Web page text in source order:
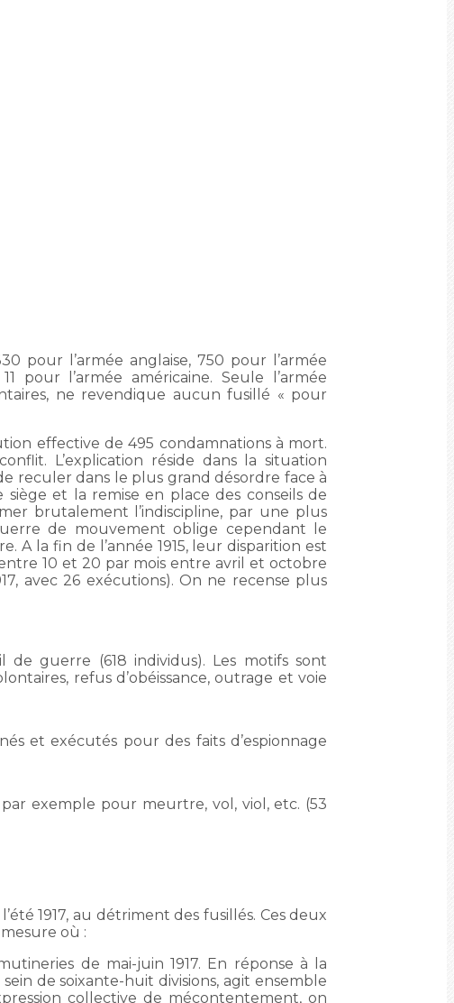
pour l’armée anglaise, 750 pour l’armée
pour l’armée américaine. Seule l’armée
ne revendique aucun fusillé « pour
effective de 495 condamnations à mort.
L’explication réside dans la situation
reculer dans le plus grand désordre face à
et la remise en place des conseils de
brutalement l’indiscipline, par une plus
de mouvement oblige cependant le
A la fin de l’année 1915, leur disparition est
10 et 20 par mois entre avril et octobre
avec 26 exécutions). On ne recense plus
guerre (618 individus). Les motifs sont
refus d’obéissance, outrage et voie
et exécutés pour des faits d’espionnage
exemple pour meurtre, vol, viol, etc. (53
1917, au détriment des fusillés. Ces deux
où :
de mai-juin 1917. En réponse à la
de soixante-huit divisions, agit ensemble
collective de mécontentement, on